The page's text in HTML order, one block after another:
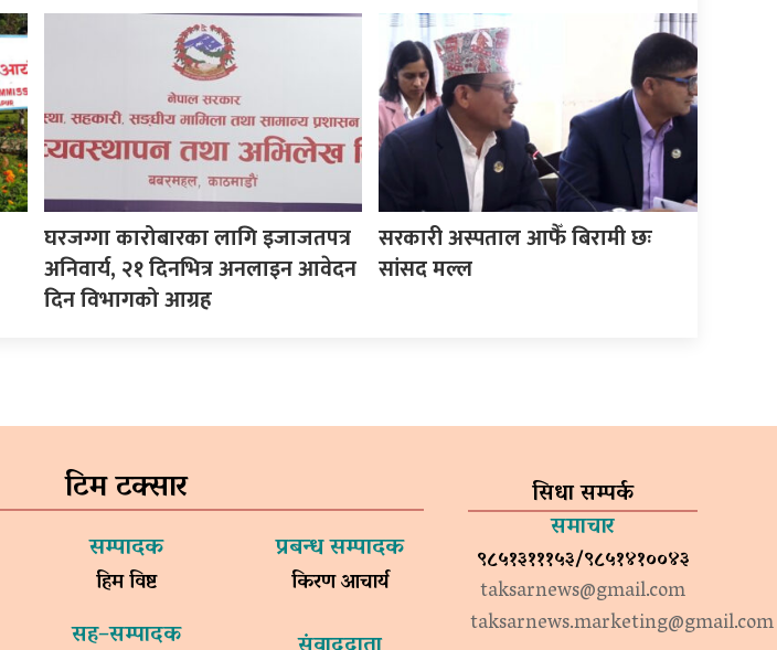
घरजग्गा कारोबारका लागि इजाजतपत्र
अनिवार्य, २१ दिनभित्र अनलाइन आवेदन
दिन विभागको आग्रह
सरकारी अस्पताल आफैँ बिरामी छः
सांसद मल्ल
टिम टक्सार
सम्पादक
हिम विष्ट
प्रबन्ध सम्पादक
किरण आचार्य
सह–सम्पादक
सिधा सम्पर्क
समाचार
९८५१३१११५३/९८५१४१००४३
taksarnews@gmail.com
taksarnews.marketing@gmail.com